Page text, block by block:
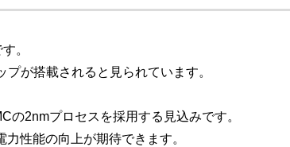
。
が搭載されると見られています。
の2nmプロセスを採用する見込みです。
性能の向上が期待できます。